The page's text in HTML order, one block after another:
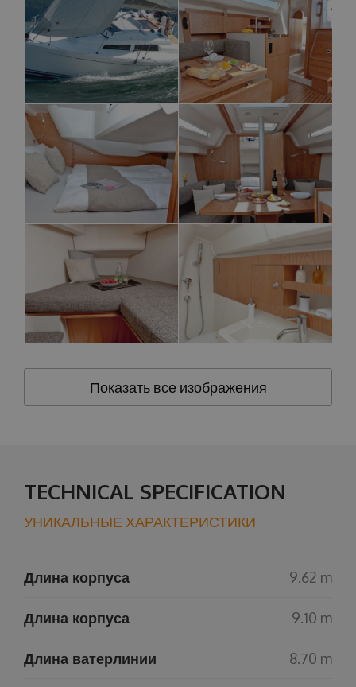
Показать все изображения
TECHNICAL SPECIFICATION
УНИКАЛЬНЫЕ ХАРАКТЕРИСТИКИ
Длина корпуса 9.62 m
Длина корпуса 9.10 m
Длина ватерлинии 8.70 m